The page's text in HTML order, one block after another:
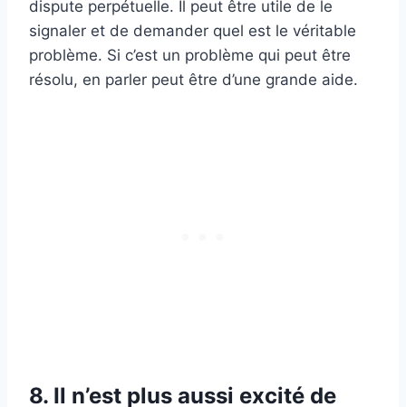
dispute perpétuelle. Il peut être utile de le
signaler et de demander quel est le véritable
problème. Si c’est un problème qui peut être
résolu, en parler peut être d’une grande aide.
8. Il n’est plus aussi excité de